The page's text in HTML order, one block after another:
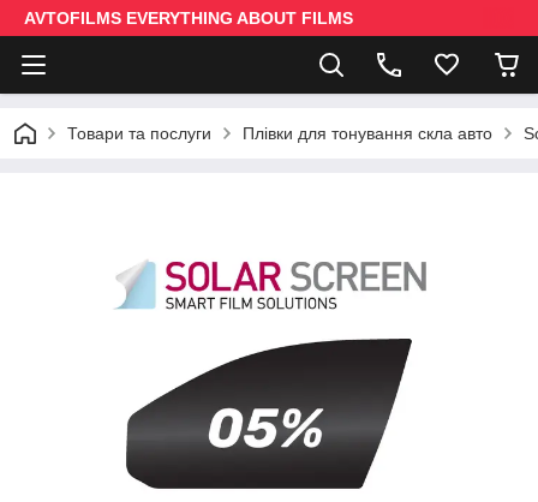
AVTOFILMS EVERYTHING ABOUT FILMS
Товари та послуги Плівки для тонування скла авто